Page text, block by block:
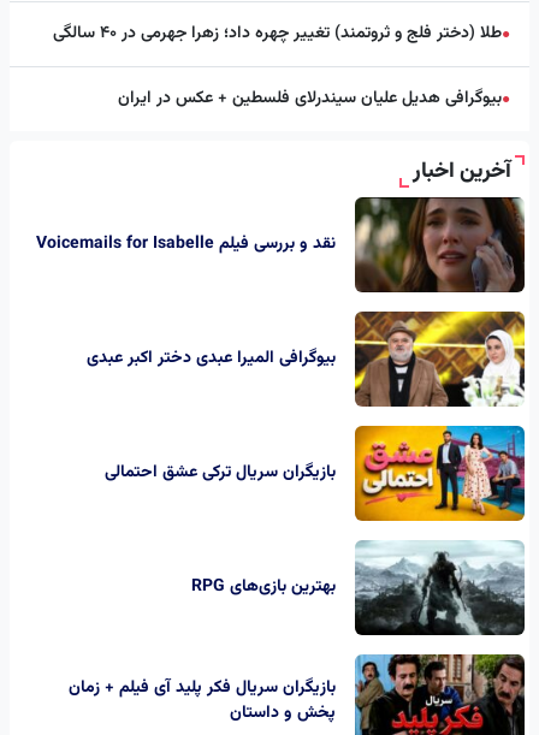
●طلا (دختر فلج و ثروتمند) تغییر چهره داد؛ زهرا جهرمی در ۴۰ سالگی
●بیوگرافی هدیل علیان سیندرلای فلسطین + عکس در ایران
آخرین اخبار
نقد و بررسی فیلم Voicemails for Isabelle
بیوگرافی المیرا عبدی دختر اکبر عبدی
بازیگران سریال ترکی عشق احتمالی
بهترین بازی‌های RPG
بازیگران سریال فکر پلید آی فیلم + زمان
پخش و داستان